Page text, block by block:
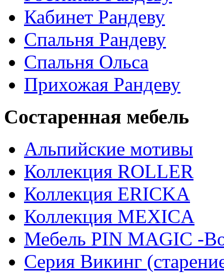
Кабинет Рандеву
Спальня Рандеву
Спальня Ольса
Прихожая Рандеву
Состаренная мебель
Альпийские мотивы
Коллекция ROLLER
Коллекция ERICKA
Коллекция MEXICA
Мебель PIN MAGIС -
Серия Викинг